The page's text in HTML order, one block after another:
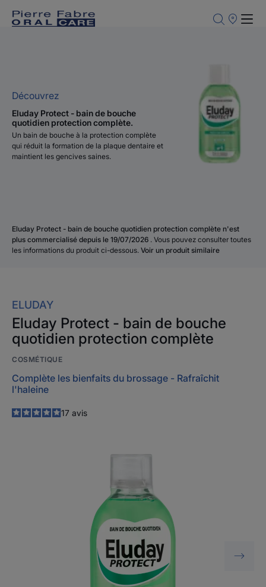
Points
Eluday Protect - bain de bouche quotidien protection complète n'est
plus commercialisé depuis le 19/07/2026 . Vous pouvez consulter toutes
les informations du produit ci-dessous. Voir un produit similaire
Découvrez
Eluday Protect - bain de bouche
quotidien protection complète.
Un bain de bouche à la protection complète
qui réduit la formation de la plaque dentaire et
maintient les gencives saines.
ELUDAY
Eluday Protect - bain de bouche
quotidien protection complète
COSMÉTIQUE
Complète les bienfaits du brossage - Rafraîchit
l'haleine
4.9
/
5
17 avis